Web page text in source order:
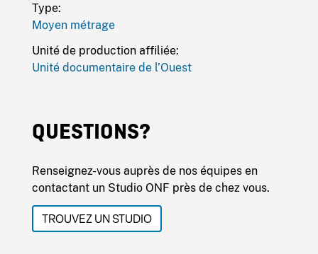
Type:
Moyen métrage
Unité de production affiliée:
Unité documentaire de l’Ouest
QUESTIONS?
Renseignez-vous auprès de nos équipes en
contactant un Studio ONF près de chez vous.
TROUVEZ UN STUDIO